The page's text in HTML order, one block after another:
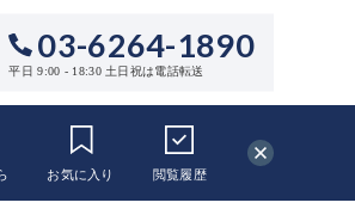
03-6264-1890
平日 9:00 - 18:30 土日祝は電話転送
お気に入り 閲覧履歴